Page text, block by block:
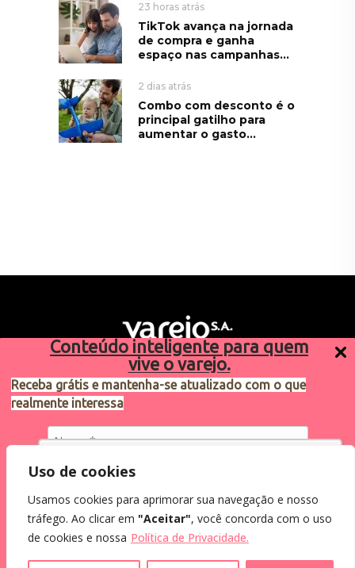
Conteúdo inteligente para quem
vive o varejo.
Receba grátis e mantenha-se atualizado com o que
realmente interessa
Eu concordo em receber comunicações.
Ao informar meus dados, eu concordo com a
Utilizamos cookies para oferecer melhor
como você interage em nosso site e
personalizar conteúdo.
Uso de cookies
Usamos cookies para aprimorar sua navegação e nosso
tráfego. Ao clicar em "Aceitar", você concorda com o uso
de cookies e nossa Política de Privacidade.
23 horas atrás
TikTok avança na jornada
de compra e ganha
espaço nas campanhas...
2 dias atrás
Combo com desconto é o
principal gatilho para
aumentar o gasto...
Sugestões de pauta
2024®. Todos os direitos reservados.